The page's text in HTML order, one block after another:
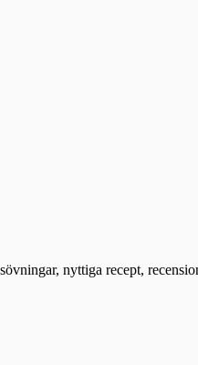
nyttiga recept,